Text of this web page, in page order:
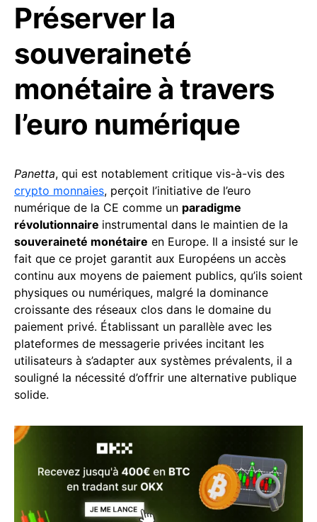
Préserver la
souveraineté
monétaire à travers
l’euro numérique
Panetta, qui est notablement critique vis-à-vis des
crypto monnaies, perçoit l’initiative de l’euro
numérique de la CE comme un paradigme
révolutionnaire instrumental dans le maintien de la
souveraineté monétaire en Europe. Il a insisté sur le
fait que ce projet garantit aux Européens un accès
continu aux moyens de paiement publics, qu’ils soient
physiques ou numériques, malgré la dominance
croissante des réseaux clos dans le domaine du
paiement privé. Établissant un parallèle avec les
plateformes de messagerie privées incitant les
utilisateurs à s’adapter aux systèmes prévalents, il a
souligné la nécessité d’offrir une alternative publique
solide.